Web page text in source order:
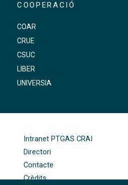
COOPERACIÓ
COAR
CRUE
CSUC
LIBER
UNIVERSIA
Intranet PTGAS CRAI
Directori
Contacte
Crèdits